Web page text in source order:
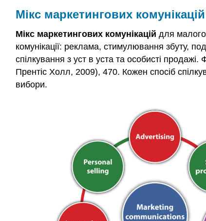
Мікс маркетингових комунікацій
Мікс маркетингових комунікацій для малого
комунікації: реклама, стимулювання збуту,
спілкування з уст в уста та особисті
Прентіс Холл, 2009), 470. Кожен спосіб
вибори.